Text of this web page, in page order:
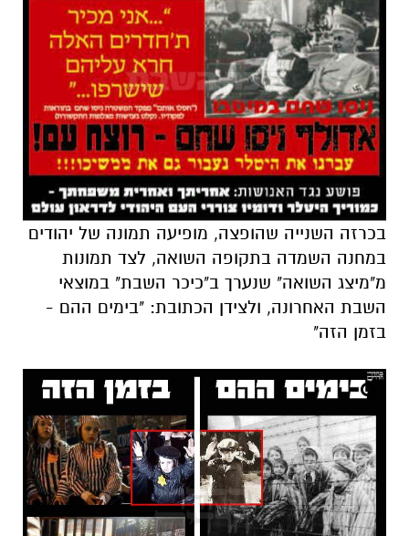
בכרזה השנייה שהופצה, מופיעה תמונה של יהודים
במחנה השמדה בתקופה השואה, לצד תמונות
מ"מיצג השואה" שנערך ב"כיכר השבת" במוצאי
השבת האחרונה, ולצידן הכתובת: "בימים ההם -
בזמן הזה"